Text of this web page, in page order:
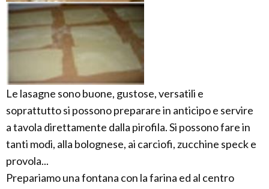
Le lasagne sono buone, gustose, versatili e
soprattutto si possono preparare in anticipo e servire
a tavola direttamente dalla pirofila. Si possono fare in
tanti modi, alla bolognese, ai carciofi, zucchine speck e
provola...
Prepariamo una fontana con la farina ed al centro